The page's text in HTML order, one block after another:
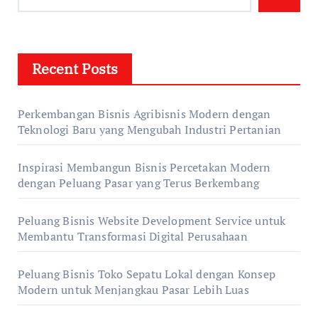
Recent Posts
Perkembangan Bisnis Agribisnis Modern dengan
Teknologi Baru yang Mengubah Industri Pertanian
Inspirasi Membangun Bisnis Percetakan Modern
dengan Peluang Pasar yang Terus Berkembang
Peluang Bisnis Website Development Service untuk
Membantu Transformasi Digital Perusahaan
Peluang Bisnis Toko Sepatu Lokal dengan Konsep
Modern untuk Menjangkau Pasar Lebih Luas